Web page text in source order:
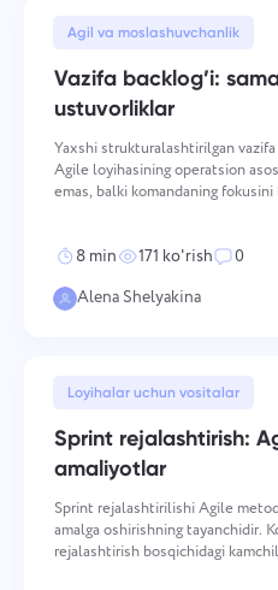
中文
Agil va moslashuvchanlik
Vazifa backlog’i:
ustuvorliklar
Yaxshi strukturalashtirilgan
Agile loyihasining operatsion
emas, balki komandaning
8 min 171 ko'rish
0
Alena Shelyakina
Loyihalar uchun vositalar
Sprint rejalashtirish:
amaliyotlar
Sprint rejalashtirilishi Agile
amalga oshirishning tayanchidir.
rejalashtirish bosqichidagi
Vazifa vaqtini kuzatish,
vaqtni qo'lda qo'shing.
Vazifalar
tugallangandan so'ng yopib
Loyihaga sarflangan vaqt
resurslarni taqsimlang.
Vazifalarni Kanban taxtasida
va taxtangizni kengaytiring.